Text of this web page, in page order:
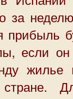
за
прибыль
если
жилье